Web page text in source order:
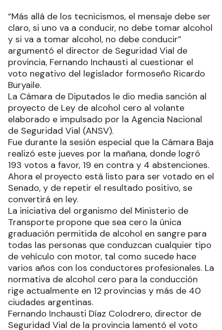
“Más allá de los tecnicismos, el mensaje debe ser
claro, si uno va a conducir, no debe tomar alcohol
y si va a tomar alcohol, no debe conducir”
argumentó el director de Seguridad Vial de
provincia, Fernando Inchausti al cuestionar el
voto negativo del legislador formoseño Ricardo
Buryaile.
La Cámara de Diputados le dio media sanción al
proyecto de Ley de alcohol cero al volante
elaborado e impulsado por la Agencia Nacional
de Seguridad Vial (ANSV).
Fue durante la sesión especial que la Cámara Baja
realizó este jueves por la mañana, donde logró
193 votos a favor, 19 en contra y 4 abstenciones.
Ahora el proyecto está listo para ser votado en el
Senado, y de repetir el resultado positivo, se
convertirá en ley.
La iniciativa del organismo del Ministerio de
Transporte propone que sea cero la única
graduación permitida de alcohol en sangre para
todas las personas que conduzcan cualquier tipo
de vehículo con motor, tal como sucede hace
varios años con los conductores profesionales. La
normativa de alcohol cero para la conducción
rige actualmente en 12 provincias y más de 40
ciudades argentinas.
Fernando Inchausti Díaz Colodrero, director de
Seguridad Vial de la provincia lamentó el voto